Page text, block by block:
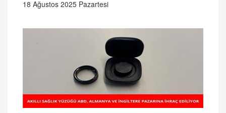
18 Ağustos 2025 Pazartesi